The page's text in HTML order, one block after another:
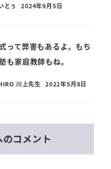
とぅ 2024年9月5日
って弊害もあるよ。もち
も家庭教師もね。
川上先生 2022年5月8日
のコメント